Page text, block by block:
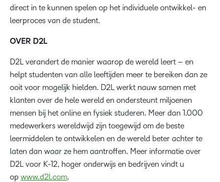
direct in te kunnen spelen op het individuele ontwikkel- en
leerproces van de student.
OVER D2L
D2L verandert de manier waarop de wereld leert – en
helpt studenten van alle leeftijden meer te bereiken dan ze
ooit voor mogelijk hielden. D2L werkt nauw samen met
klanten over de hele wereld en ondersteunt miljoenen
mensen bij het online en fysiek studeren. Meer dan 1.000
medewerkers wereldwijd zijn toegewijd om de beste
leermiddelen te ontwikkelen en de wereld beter achter te
laten dan waar ze hem aantroffen. Meer informatie over
D2L voor K-12, hoger onderwijs en bedrijven vindt u
op www.d2l.com.